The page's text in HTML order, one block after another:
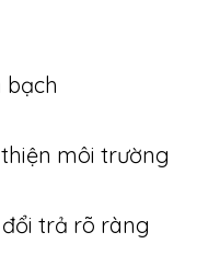
bạch
môi trường
trả rõ ràng